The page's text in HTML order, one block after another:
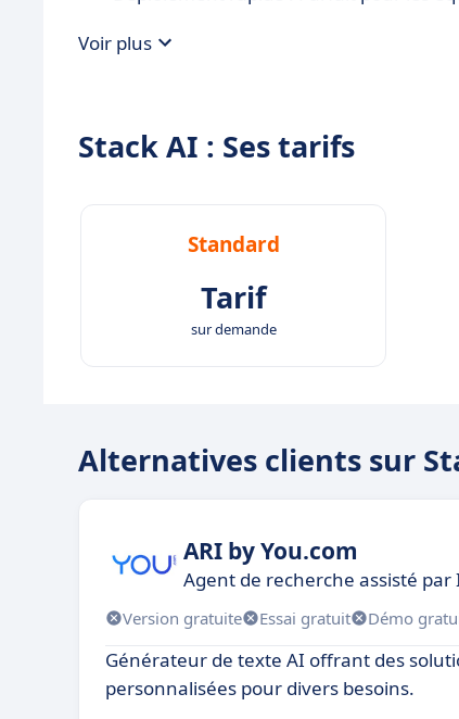
Voir plus
Stack AI : Ses tarifs
Standard
Tarif
sur demande
Alternatives clients sur
ARI by You.com
Agent de recherche assisté par
Version gratuite Essai gratuit Démo
Générateur de texte AI offrant des
personnalisées pour divers besoins.